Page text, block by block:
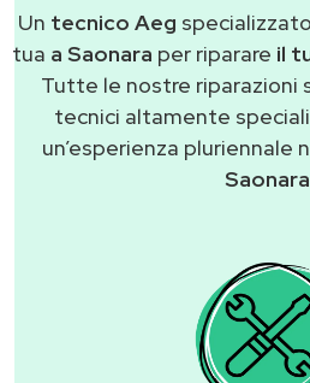
Un tecnico Aeg
tua a Saonara per riparare il
Tutte le nostre
tecnici altamente
un’esperienza pluriennale
Saonara